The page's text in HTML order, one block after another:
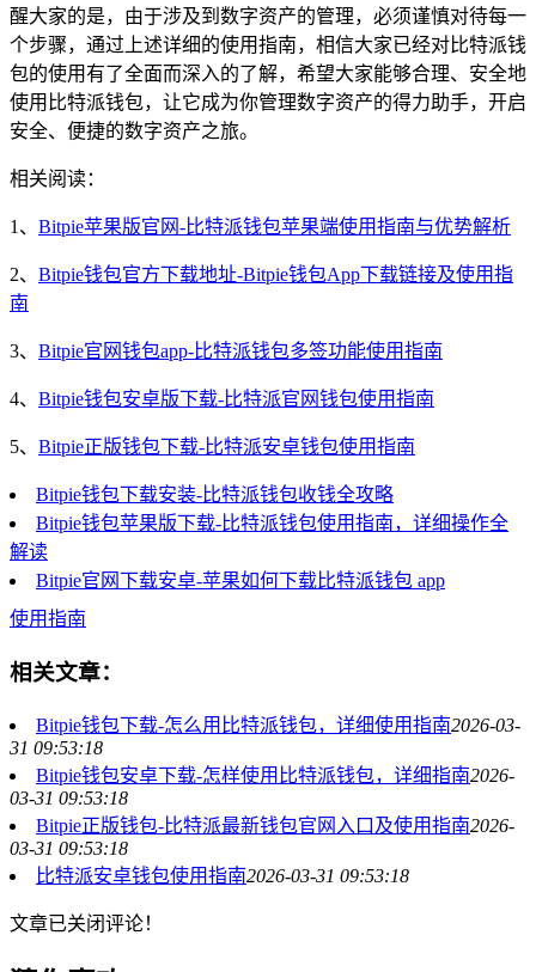
醒大家的是，由于涉及到数字资产的管理，必须谨慎对待每一
个步骤，通过上述详细的使用指南，相信大家已经对比特派钱
包的使用有了全面而深入的了解，希望大家能够合理、安全地
使用比特派钱包，让它成为你管理数字资产的得力助手，开启
安全、便捷的数字资产之旅。
相关阅读：
1、 Bitpie苹果版官网-比特派钱包苹果端使用指南与优势解析
2、 Bitpie钱包官方下载地址-Bitpie钱包App下载链接及使用指
南
3、 Bitpie官网钱包app-比特派钱包多签功能使用指南
4、 Bitpie钱包安卓版下载-比特派官网钱包使用指南
5、 Bitpie正版钱包下载-比特派安卓钱包使用指南
Bitpie钱包下载安装-比特派钱包收钱全攻略
Bitpie钱包苹果版下载-比特派钱包使用指南，详细操作全
解读
Bitpie官网下载安卓-苹果如何下载比特派钱包 app
使用指南
相关文章：
Bitpie钱包下载-怎么用比特派钱包，详细使用指南2026-03-
31 09:53:18
Bitpie钱包安卓下载-怎样使用比特派钱包，详细指南2026-
03-31 09:53:18
Bitpie正版钱包-比特派最新钱包官网入口及使用指南2026-
03-31 09:53:18
比特派安卓钱包使用指南2026-03-31 09:53:18
文章已关闭评论！